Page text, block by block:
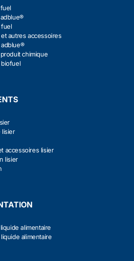
fuel
et autres accessoires
chimique
biofuel
lisier
accessoires lisier
lisier
alimentaire
alimentaire